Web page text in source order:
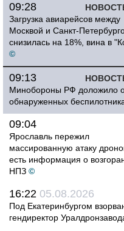
09:28
Загрузка авиарейсов между
Москвой и Санкт-
снизилась на 18%, вина в
©
09:13
Минобороны РФ доложило
обнаруженных
09:04
Ярославль пережил
массированную атаку
есть информация о
НПЗ ©
16:22 05.08.2026
Под Екатеринбургом
гендиректор